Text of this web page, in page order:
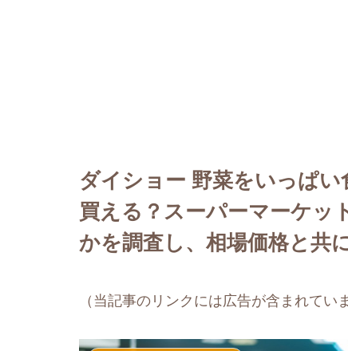
ダイショー 野菜をいっぱ
買える？スーパーマーケッ
かを調査し、相場価格と共
（当記事のリンクには広告が含まれてい